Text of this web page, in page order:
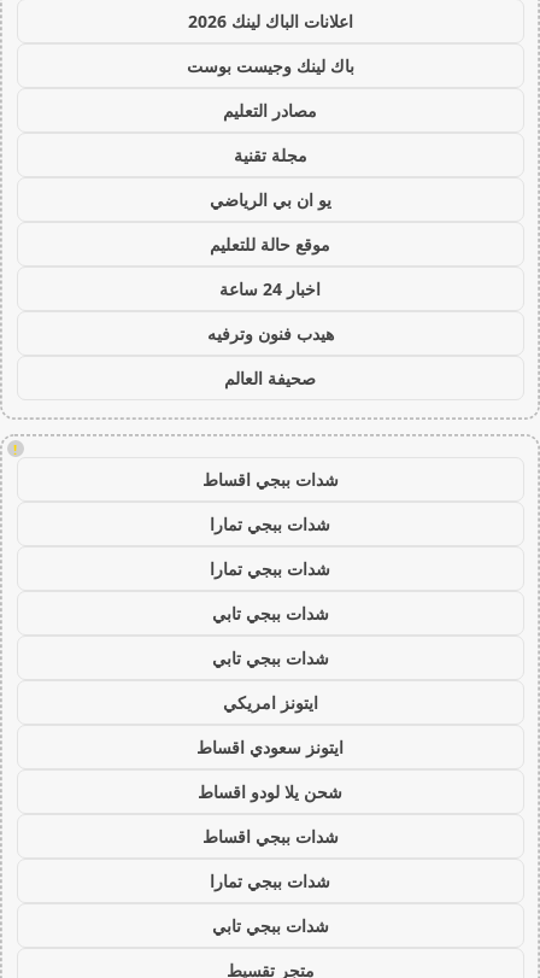
اعلانات الباك لينك 2026
باك لينك وجيست بوست
مصادر التعليم
مجلة تقنية
يو ان بي الرياضي
موقع حالة للتعليم
اخبار 24 ساعة
هيدب فنون وترفيه
صحيفة العالم
!
شدات ببجي اقساط
شدات ببجي تمارا
شدات ببجي تمارا
شدات ببجي تابي
شدات ببجي تابي
ايتونز امريكي
ايتونز سعودي اقساط
شحن يلا لودو اقساط
شدات ببجي اقساط
شدات ببجي تمارا
شدات ببجي تابي
متجر تقسيط